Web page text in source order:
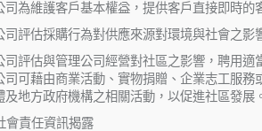
司為維護客戶基本權益，提供客戶直接即時
司評估採購行為對供應來源對環境與社會之影
司評估與管理公司經營對社區之影響，聘用適
司可藉由商業活動、實物捐贈、企業志工服
及地方政府機構之相關活動，以促進社區發展
會責任資訊揭露